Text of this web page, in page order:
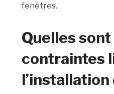
fenêtres.
Quelles sont
contraintes
l’installation